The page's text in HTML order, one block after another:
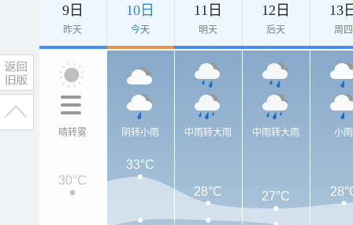
9日
昨天
10日
今天
11日
明天
12日
后天
13
周四
晴转雾 阴转小雨 中雨转大雨 中雨转大雨 小雨
30°C
33°C
28°C 27°C